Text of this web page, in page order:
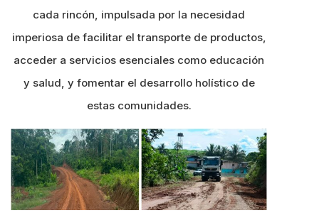
cada rincón, impulsada por la necesidad
imperiosa de facilitar el transporte de productos,
acceder a servicios esenciales como educación
y salud, y fomentar el desarrollo holístico de
estas comunidades.